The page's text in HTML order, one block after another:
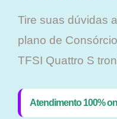
Tire suas dúvidas
plano ​de
TFSI Quattro S
Atendimento 100%